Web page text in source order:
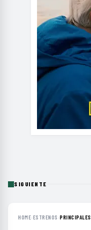
SIGUIENTE
HOME›ESTRENOS ›